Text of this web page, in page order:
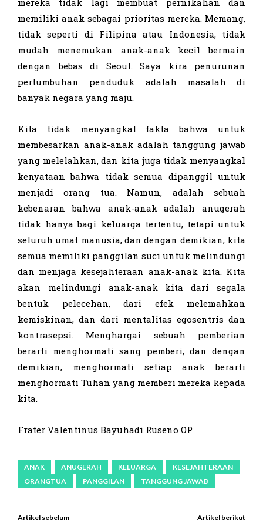
memiliki anak sebagai prioritas mereka. Memang,
tidak seperti di Filipina atau Indonesia, tidak
mudah menemukan anak-anak kecil bermain
dengan bebas di Seoul. Saya kira penurunan
pertumbuhan penduduk adalah masalah di
banyak negara yang maju.
Kita tidak menyangkal fakta bahwa untuk
membesarkan anak-anak adalah tanggung jawab
yang melelahkan, dan kita juga tidak menyangkal
kenyataan bahwa tidak semua dipanggil untuk
menjadi orang tua. Namun, adalah sebuah
kebenaran bahwa anak-anak adalah anugerah
tidak hanya bagi keluarga tertentu, tetapi untuk
seluruh umat manusia, dan dengan demikian, kita
semua memiliki panggilan suci untuk melindungi
dan menjaga kesejahteraan anak-anak kita. Kita
akan melindungi anak-anak kita dari segala
bentuk pelecehan, dari efek melemahkan
kemiskinan, dan dari mentalitas egosentris dan
kontrasepsi. Menghargai sebuah pemberian
berarti menghormati sang pemberi, dan dengan
demikian, menghormati setiap anak berarti
menghormati Tuhan yang memberi mereka kepada
kita.
Frater Valentinus Bayuhadi Ruseno OP
ANAK ANUGERAH KELUARGA
KESEJAHTERAAN
ORANGTUA
PANGGILAN TANGGUNG JAWAB
Artikel sebelum Artikel berikut